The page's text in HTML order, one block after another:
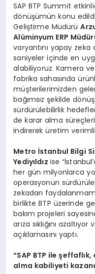
SAP BTP Summit
dönüşümün konu
Geliştirme Müdürü
Alüminyum ERP
varyantını yapay
saniyeler içinde en
alabiliyoruz. Kamera
fabrika sahasında
müşterilerimizden
bağımsız şekilde
sürdürülebilirlik
de karar alma
indirerek üretim
Metro İstanbul Bilgi
Yediyıldız ise
her gün milyonlarca
operasyonun
zekadan
birlikte BTP üzerinde
bakım projeleri
arıza sıklığını
açıklamasını yaptı.
“SAP BTP ile
alma kabiliyeti